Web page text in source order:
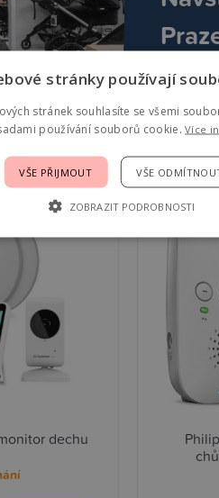
dechu
stránky používají
stránek souhlasíte se všemi
používání souborů cookie.Více
VŠE PŘIJMOUT VŠE
ZOBRAZIT PODROBNOSTI